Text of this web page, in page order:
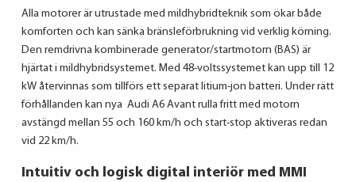
Alla motorer är utrustade med mildhybridteknik som ökar både
komforten och kan sänka bränsleförbrukning vid verklig körning.
Den remdrivna kombinerade generator/startmotorn (BAS) är
hjärtat i mildhybridsystemet. Med 48-voltssystemet kan upp till 12
kW återvinnas som tillförs ett separat litium-jon batteri. Under rätt
förhållanden kan nya Audi A6 Avant rulla fritt med motorn
avstängd mellan 55 och 160 km/h och start-stop aktiveras redan
vid 22 km/h.
Intuitiv och logisk digital interiör med MMI